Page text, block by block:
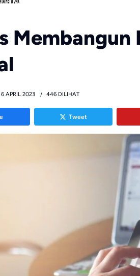
Membangun
6 APRIL 2023 446 DILIHAT
Tweet